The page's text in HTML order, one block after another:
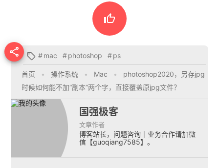

  #mac #photoshop #ps
首页 • 操作系统 • Mac •
photoshop2020，另存jpg
时候如何能不加“副本”两个字，直接覆盖原jpg文件？
国强极客
文章作者
博客站长，问题咨询｜业务合作请加微
信【guoqiang7585】。